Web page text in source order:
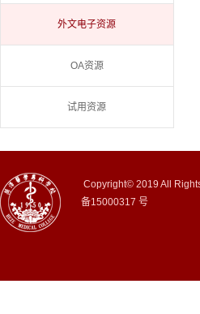
外文电子资源
OA资源
试用资源
Copyright© 2019 All
备15000317 号